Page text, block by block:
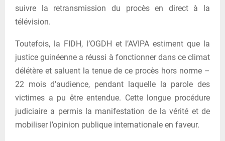
suivre la retransmission du procès en direct à la
télévision.
Toutefois, la FIDH, l’OGDH et l’AVIPA estiment que la
justice guinéenne a réussi à fonctionner dans ce climat
délétère et saluent la tenue de ce procès hors norme –
22 mois d’audience, pendant laquelle la parole des
victimes a pu être entendue. Cette longue procédure
judiciaire a permis la manifestation de la vérité et de
mobiliser l’opinion publique internationale en faveur.